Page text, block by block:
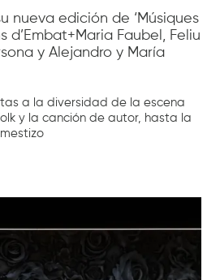
nueva edición de ‘Músiques
d’Embat+Maria Faubel, Feliu
y Alejandro y María
a la diversidad de la escena
y la canción de autor, hasta la